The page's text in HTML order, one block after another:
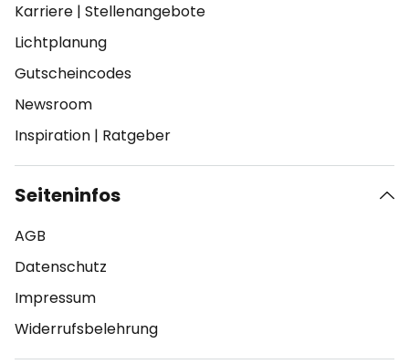
Karriere | Stellenangebote
Lichtplanung
Gutscheincodes
Newsroom
Inspiration | Ratgeber
Seiteninfos
AGB
Datenschutz
Impressum
Widerrufsbelehrung